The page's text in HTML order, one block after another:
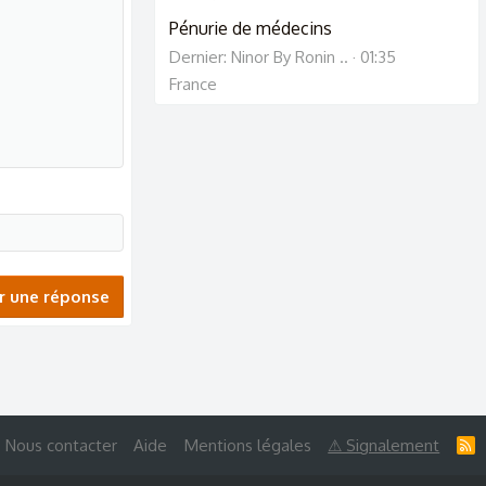
une réponse
Pénurie de médecins
Dernier: Ninor By Ronin ..
01:35
France
Nous contacter Aide Mentions légales ⚠ Signalement
R